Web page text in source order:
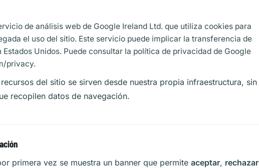
de análisis web de Google Ireland Ltd. que utiliza cookies para
el uso del sitio. Este servicio puede implicar la transferencia de
Estados Unidos. Puede consultar la política de privacidad de Google
privacy.
del sitio se sirven desde nuestra propia infraestructura, sin
recopilen datos de navegación.
primera vez se muestra un banner que permite aceptar, rechazar